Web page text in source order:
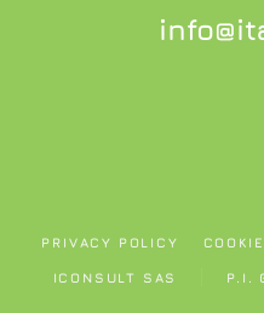
PRIVACY POLICY
ICONSULT SAS P.I.